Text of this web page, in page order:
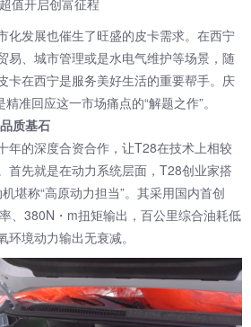
化发展也催生了旺盛的皮卡需求。在西宁
易、城市管理或是水电气维护等场景，随
卡在西宁是服务美好生活的重要帮手。庆
准回应这一市场痛点的“解题之作”。
质基石
年的深度合资合作，让T28在技术上相较
首先就是在动力系统层面，T28创业家搭
堪称“高原动力担当”。其采用国内首创
、380N・m扭矩输出，百公里综合油耗低
境动力输出无衰减。